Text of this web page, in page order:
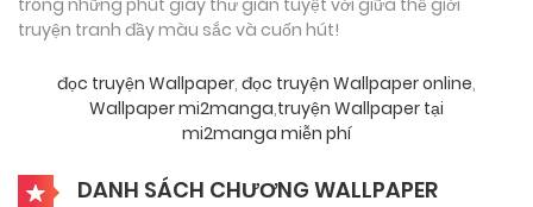
trong những phút giây thư giãn tuyệt vời giữa thế giới
truyện tranh đầy màu sắc và cuốn hút!
đọc truyện Wallpaper, đọc truyện Wallpaper online,
Wallpaper mi2manga,truyện Wallpaper tại
mi2manga miễn phí
DANH SÁCH CHƯƠNG WALLPAPER